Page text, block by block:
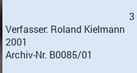
3
Verfasser: Roland Kielmann
2001
Archiv-Nr. B0085/01